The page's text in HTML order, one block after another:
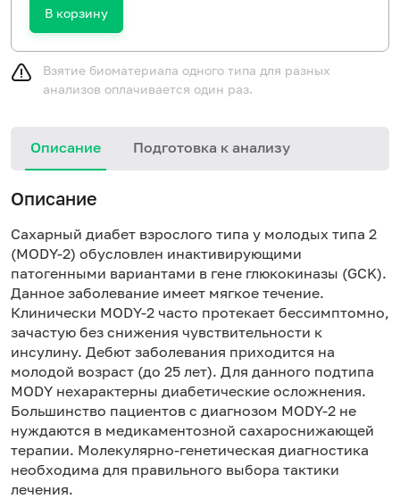
В корзину
Взятие биоматериала одного типа для разных
анализов оплачивается один раз.
Описание Подготовка к анализу
Описание
Сахарный диабет взрослого типа у молодых типа 2
(MODY-2) обусловлен инактивирующими
патогенными вариантами в гене глюкокиназы (GCK).
Данное заболевание имеет мягкое течение.
Клинически MODY-2 часто протекает бессимптомно,
зачастую без снижения чувствительности к
инсулину. Дебют заболевания приходится на
молодой возраст (до 25 лет). Для данного подтипа
MODY нехарактерны диабетические осложнения.
Большинство пациентов с диагнозом MODY-2 не
нуждаются в медикаментозной сахароснижающей
терапии. Молекулярно-генетическая диагностика
необходима для правильного выбора тактики
лечения.